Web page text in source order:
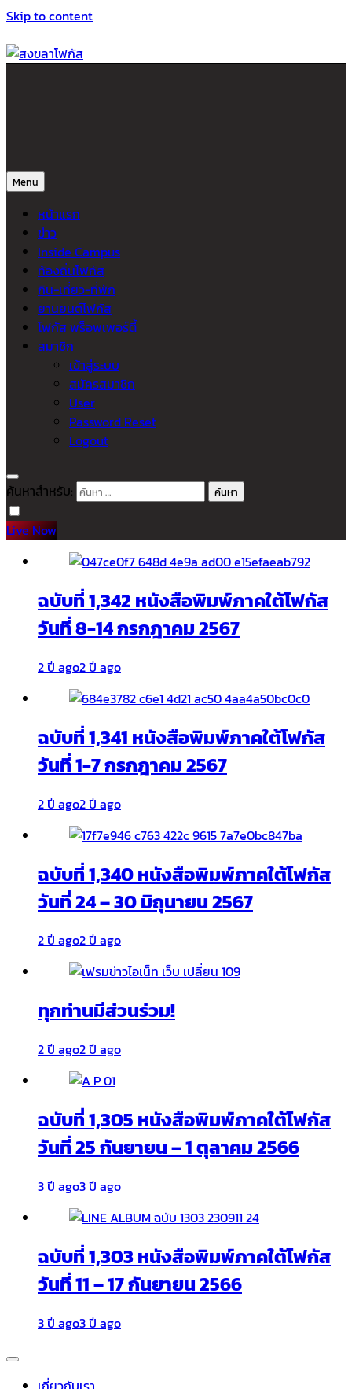
Skip to content
Menu
หน้าแรก
ข่าว
Inside Campus
ท้องถิ่นโฟกัส
กิน-เที่ยว-ที่พัก
ยานยนต์โฟกัส
โฟกัส พร็อพเพอร์ตี้
สมาชิก
เข้าสู่ระบบ
สมัครสมาชิก
User
Password Reset
Logout
ค้นหาสำหรับ:
Live Now
ฉบับที่ 1,342 หนังสือพิมพ์ภาคใต้โฟกัส
วันที่ 8-14 กรกฎาคม 2567
2 ปี ago2 ปี ago
ฉบับที่ 1,341 หนังสือพิมพ์ภาคใต้โฟกัส
วันที่ 1-7 กรกฎาคม 2567
2 ปี ago2 ปี ago
ฉบับที่ 1,340 หนังสือพิมพ์ภาคใต้โฟกัส
วันที่ 24 – 30 มิถุนายน 2567
2 ปี ago2 ปี ago
ทุกท่านมีส่วนร่วม!
2 ปี ago2 ปี ago
ฉบับที่ 1,305 หนังสือพิมพ์ภาคใต้โฟกัส
วันที่ 25 กันยายน – 1 ตุลาคม 2566
3 ปี ago3 ปี ago
ฉบับที่ 1,303 หนังสือพิมพ์ภาคใต้โฟกัส
วันที่ 11 – 17 กันยายน 2566
3 ปี ago3 ปี ago